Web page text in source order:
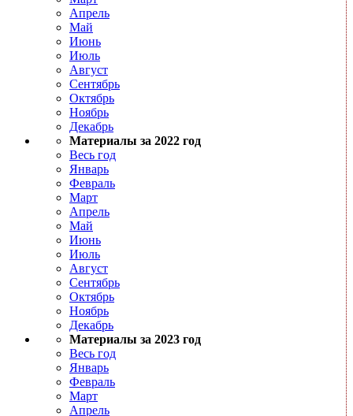
Апрель
Май
Июнь
Июль
Август
Сентябрь
Октябрь
Ноябрь
Декабрь
Материалы за 2022 год
Весь год
Январь
Февраль
Март
Апрель
Май
Июнь
Июль
Август
Сентябрь
Октябрь
Ноябрь
Декабрь
Материалы за 2023 год
Весь год
Январь
Февраль
Март
Апрель